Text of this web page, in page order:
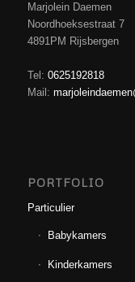
Marjolein Daemen
Noordhoeksestraat 7
4891PM Rijsbergen
Tel: 0625192818
Mail:
PORTFOLIO
Particulier
Babykamers
Kinderkamers